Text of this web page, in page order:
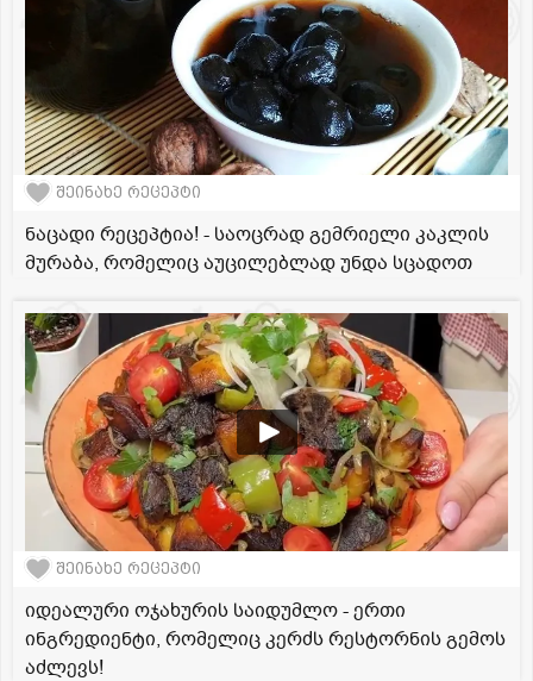
შეინახე რეცეპტი
ნაცადი რეცეპტია! - საოცრად გემრიელი კაკლის
მურაბა, რომელიც აუცილებლად უნდა სცადოთ
შეინახე რეცეპტი
იდეალური ოჯახურის საიდუმლო - ერთი
ინგრედიენტი, რომელიც კერძს რესტორნის გემოს
აძლევს!